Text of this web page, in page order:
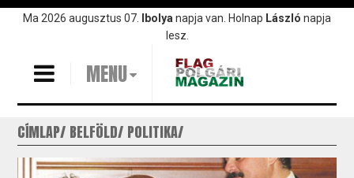
UgrásMa 2026 augusztus 07. Ibolya napja van. Holnap László napja
lesz.
MENU
CÍMLAP BELFÖLD POLITIKA